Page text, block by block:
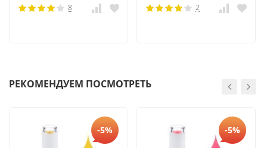
8 2
РЕКОМЕНДУЕМ ПОСМОТРЕТЬ
-5% -5%